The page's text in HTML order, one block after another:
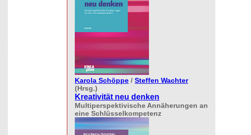
Karola Schöppe / Steffen Wachter
(Hrsg.)
Kreativität neu denken
Multiperspektivische Annäherungen an
eine Schlüsselkompetenz